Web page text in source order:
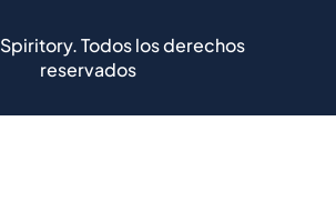
Spiritory.Todos los derechos
reservados